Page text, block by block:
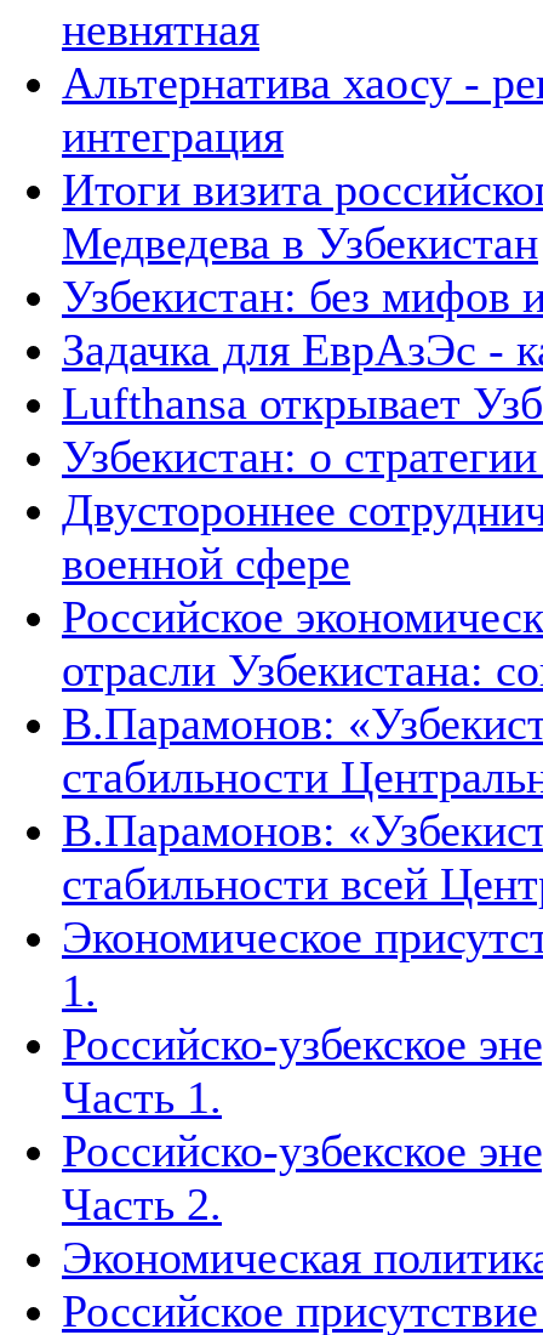
невнятная
Альтернатива хаосу -
интеграция
Итоги визита
Медведева в Узбекистан
Узбекистан: без мифов
Задачка для ЕврАзЭс -
Lufthansa открывает
Узбекистан: о
Двустороннее
военной сфере
Российское
отрасли Узбекистана:
В.Парамонов:
стабильности
В.Парамонов:
стабильности всей
Экономическое
1.
Российско-узбекское
Часть 1.
Российско-узбекское
Часть 2.
Экономическая
Российское